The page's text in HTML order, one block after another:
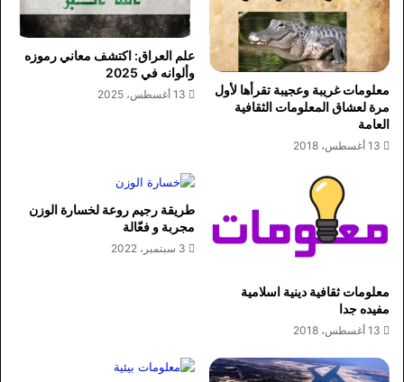
معلومات غريبة وعجيبة تقرأها لأول
مرة لعشاق المعلومات الثقافية
العامة
13 أغسطس، 2018
علم العراق: اكتشف معاني رموزه
وألوانه في 2025
13 أغسطس، 2025
معلومات ثقافية دينية اسلامية
مفيده جدا
13 أغسطس، 2018
طريقة رجيم روعة لخسارة الوزن
مجربة و فعّالة
3 سبتمبر، 2022